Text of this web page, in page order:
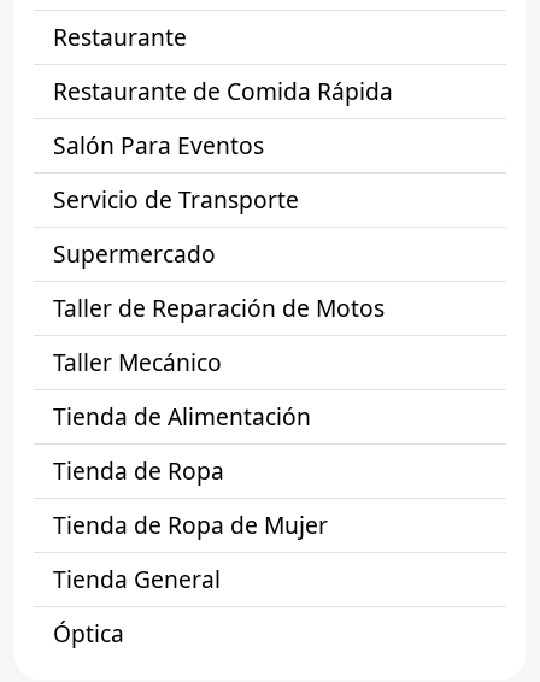
Restaurante
Restaurante de Comida Rápida
Salón Para Eventos
Servicio de Transporte
Supermercado
Taller de Reparación de Motos
Taller Mecánico
Tienda de Alimentación
Tienda de Ropa
Tienda de Ropa de Mujer
Tienda General
Óptica